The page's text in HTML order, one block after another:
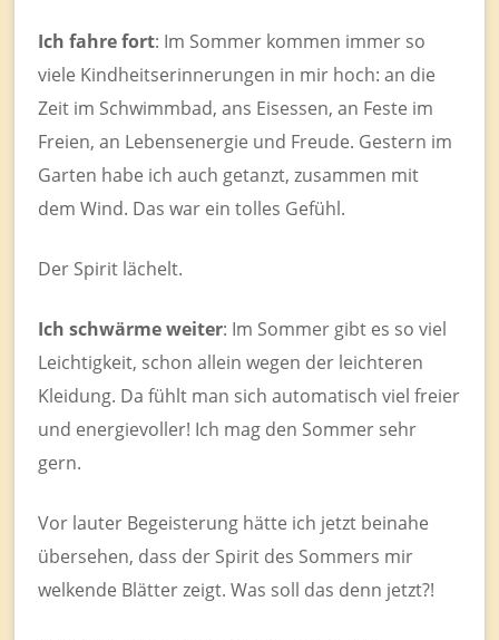
Ich fahre fort: Im Sommer kommen immer so
viele Kindheitserinnerungen in mir hoch: an die
Zeit im Schwimmbad, ans Eisessen, an Feste im
Freien, an Lebensenergie und Freude. Gestern im
Garten habe ich auch getanzt, zusammen mit
dem Wind. Das war ein tolles Gefühl.
Der Spirit lächelt.
Ich schwärme weiter: Im Sommer gibt es so viel
Leichtigkeit, schon allein wegen der leichteren
Kleidung. Da fühlt man sich automatisch viel freier
und energievoller! Ich mag den Sommer sehr
gern.
Vor lauter Begeisterung hätte ich jetzt beinahe
übersehen, dass der Spirit des Sommers mir
welkende Blätter zeigt. Was soll das denn jetzt?!